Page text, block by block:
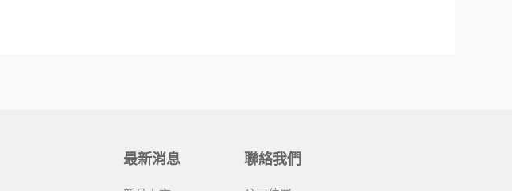
最新消息 聯絡我們